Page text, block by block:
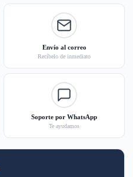
Envío al correo
Recíbelo de inmediato
Soporte por WhatsApp
Te ayudamos